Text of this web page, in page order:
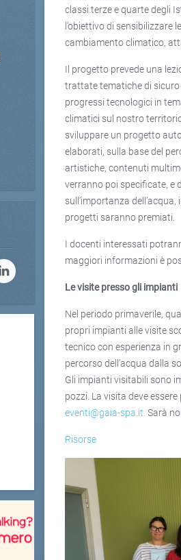
classi terze e quarte degli
l’obiettivo di sensibilizzare
cambiamento climatico,
Il progetto prevede una
trattate tematiche di sicuro
progressi tecnologici in
climatici sul nostro
sviluppare un progetto
elaborati, sulla base del
artistiche, contenuti
verranno poi specificate, e
sull’importanza
progetti saranno premiati.
I docenti interessati
maggiori informazioni è
Le visite presso gli impianti
Nel periodo primaverile,
propri impianti alle visite
tecnico con esperienza in
percorso dell’acqua dalla
Gli impianti visitabili sono
pozzi. La visita deve
eventi@gaia-spa.it Sarà
Risorse